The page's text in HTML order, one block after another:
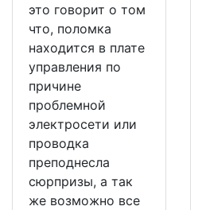
это говорит о том
что, поломка
находится в плате
управления по
причине
проблемной
электросети или
проводка
преподнесла
сюрпризы, а так
же возможно все